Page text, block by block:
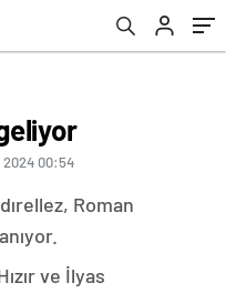
2024 00:54
Roman
ve İlyas